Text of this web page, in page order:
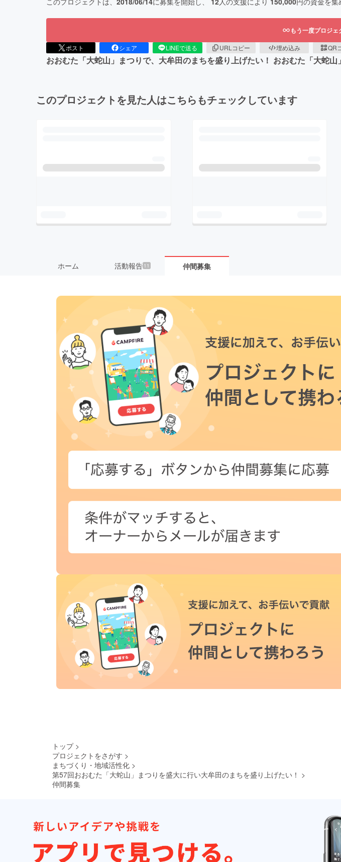
もう一度プロジ
ポスト シェア LINEで送る URLコピー 埋め込み QR
おおむた「大蛇山」まつりで、大牟田のまちを盛り上げたい！ おおむた「大蛇
このプロジェクトを見た人はこちらもチェックしています
ホーム 活動報告 11 仲間募集
トップ >
プロジェクトをさがす >
まちづくり・地域活性化 >
第57回おおむた「大蛇山」まつりを盛大に行い大牟田のまちを盛り上げたい！ >
仲間募集